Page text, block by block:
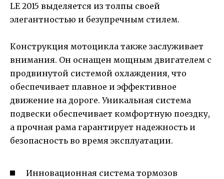
LE 2015 выделяется из толпы своей
элегантностью и безупречным стилем.
Конструкция мотоцикла также заслуживает
внимания. Он оснащен мощным двигателем с
продвинутой системой охлаждения, что
обеспечивает плавное и эффективное
движение на дороге. Уникальная система
подвески обеспечивает комфортную поездку,
а прочная рама гарантирует надежность и
безопасность во время эксплуатации.
Инновационная система тормозов